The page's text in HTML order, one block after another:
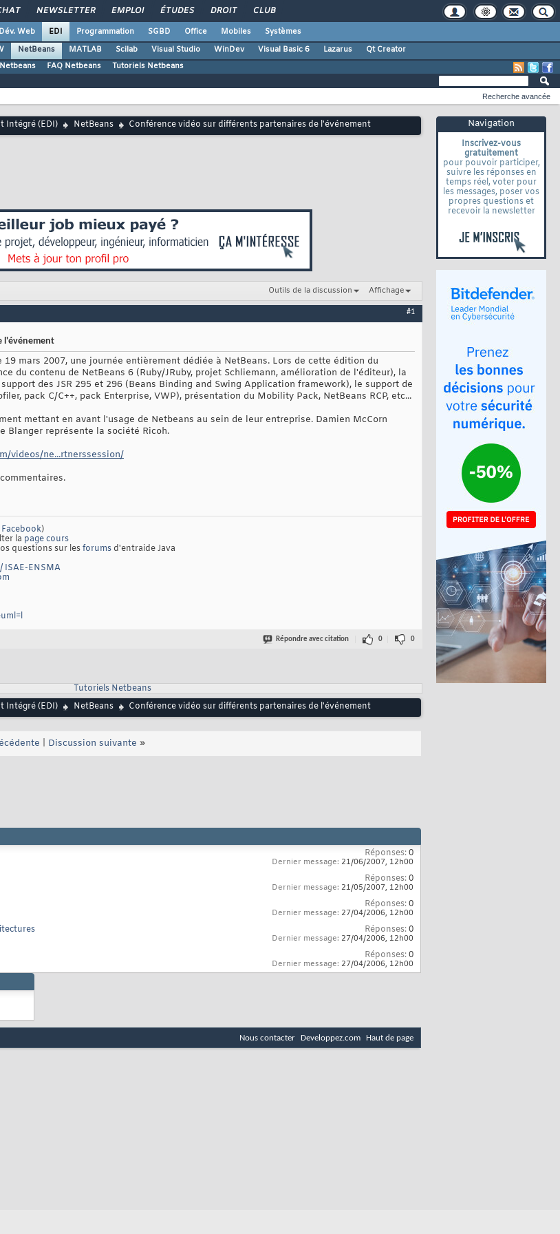
NEWSLETTER EMPLOI ÉTUDES DROIT CLUB
Dév. Web EDI Programmation SGBD Office Mobiles
Systèmes
NetBeans MATLAB Scilab Visual Studio WinDev Visual Basic 6 Lazarus
Qt Creator
FAQ Netbeans Tutoriels Netbeans
Navigation
Inscrivez-vous
gratuitement
pour pouvoir participer,
suivre les réponses en
temps réel, voter pour
les messages, poser vos
propres questions et
recevoir la newsletter
Recherche avancée
Intégré (EDI) NetBeans Conférence vidéo sur différents partenaires de l'événement
Outils de la discussion Affichage
#1
l'événement
19 mars 2007, une journée entièrement dédiée à NetBeans. Lors de cette édition du
du contenu de NetBeans 6 (Ruby/JRuby, projet Schliemann, amélioration de l'éditeur), la
des JSR 295 et 296 (Beans Binding and Swing Application framework), le support de
pack C/C++, pack Enterprise, VWP), présentation du Mobility Pack, NetBeans RCP, etc...
mettant en avant l'usage de Netbeans au sein de leur entreprise. Damien McCorn
Blanger représente la société Ricoh.
videos/ne...rtnerssession/
Facebook)
la page cours
questions sur lesforums d'entraide Java
ISAE-ENSMA
Répondre avec citation 0 0
Tutoriels Netbeans
Intégré (EDI) NetBeans Conférence vidéo sur différents partenaires de l'événement
Discussion suivante »
Réponses:0
Dernier message: 21/06/2007, 12h00
Réponses:0
Dernier message: 21/05/2007, 12h00
Réponses:0
Dernier message: 27/04/2006, 12h00
Réponses:0
Dernier message: 27/04/2006, 12h00
Réponses:0
Dernier message: 27/04/2006, 12h00
Nous contacter Developpez.com Haut de page